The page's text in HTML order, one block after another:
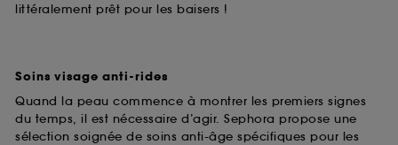
littéralement prêt pour les baisers !
Soins visage anti-rides
Quand la peau commence à montrer les premiers signes
du temps, il est nécessaire d’agir. Sephora propose une
sélection soignée de soins anti-âge spécifiques pour les